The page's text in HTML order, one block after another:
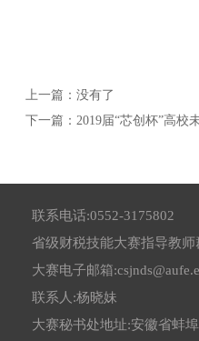
上一篇： 没有了
下一篇： 2019届“芯创杯”高校
联系电话:0552-3175802
省级财税技能大赛指导教师
大赛电子邮箱
联系人:杨晓妹
大赛秘书处地址:安徽省蚌